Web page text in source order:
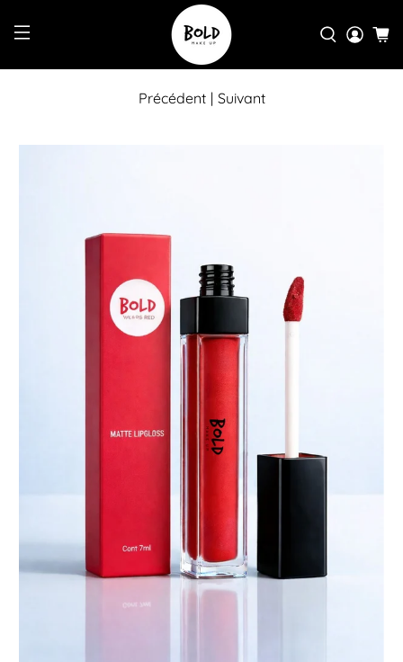
Précédent | Suivant